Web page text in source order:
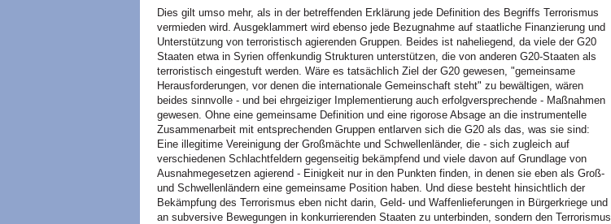
Dies gilt umso mehr, als in der betreffenden Erklärung jede Definition des Begriffs Terrorismus
vermieden wird. Ausgeklammert wird ebenso jede Bezugnahme auf staatliche Finanzierung und
Unterstützung von terroristisch agierenden Gruppen. Beides ist naheliegend, da viele der G20
Staaten etwa in Syrien offenkundig Strukturen unterstützen, die von anderen G20-Staaten als
terroristisch eingestuft werden. Wäre es tatsächlich Ziel der G20 gewesen, "gemeinsame
Herausforderungen, vor denen die internationale Gemeinschaft steht" zu bewältigen, wären
beides sinnvolle - und bei ehrgeiziger Implementierung auch erfolgversprechende - Maßnahmen
gewesen. Ohne eine gemeinsame Definition und eine rigorose Absage an die instrumentelle
Zusammenarbeit mit entsprechenden Gruppen entlarven sich die G20 als das, was sie sind:
Eine illegitime Vereinigung der Großmächte und Schwellenländer, die - sich zugleich auf
verschiedenen Schlachtfeldern gegenseitig bekämpfend und viele davon auf Grundlage von
Ausnahmegesetzen agierend - Einigkeit nur in den Punkten finden, in denen sie eben als Groß-
und Schwellenländern eine gemeinsame Position haben. Und diese besteht hinsichtlich der
Bekämpfung des Terrorismus eben nicht darin, Geld- und Waffenlieferungen in Bürgerkriege und
an subversive Bewegungen in konkurrierenden Staaten zu unterbinden, sondern den Terrorismus